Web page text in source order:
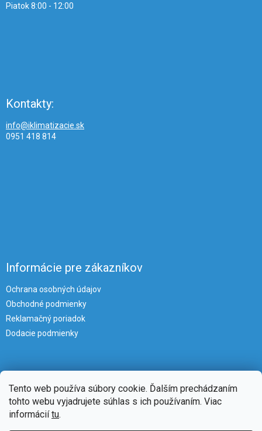
Tento web používa súbory cookie. Ďalším prechádzaním
tohto webu vyjadrujete súhlas s ich používaním. Viac
informáciítu.
Piatok 8:00 - 12:00
Kontakty:
info@iklimatizacie.sk
0951 418 814
Informácie pre zákazníkov
Ochrana osobných údajov
Obchodné podmienky
Reklamačný poriadok
Dodacie podmienky